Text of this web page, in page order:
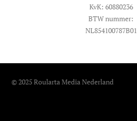
KvK: 60880236
BTW nummer:
NL854100787B01
© 2025 Roularta Media Nederland